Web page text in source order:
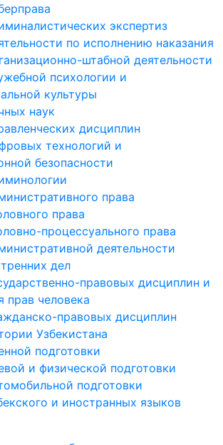
экспертиз
по исполнению наказания
штабной деятельности
психологии и
культуры
наук
дисциплин
технологий и
безопасности
права
права
процессуального права
деятельности
дел
правовых дисциплин и
прав человека
правовых дисциплин
Узбекистана
подготовки
и физической подготовки
подготовки
и иностранных языков